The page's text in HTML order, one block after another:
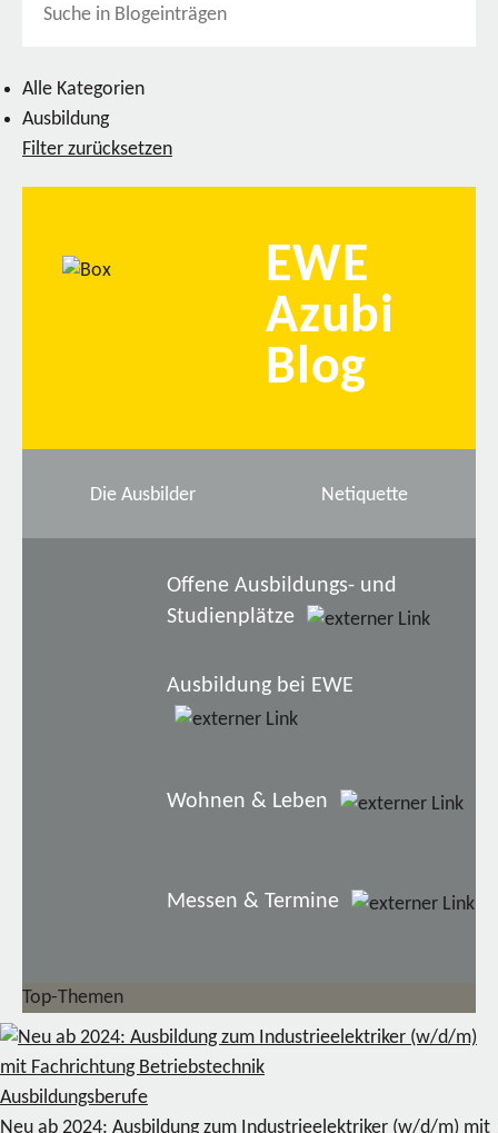
Alle Kategorien
Ausbildung
Filter zurücksetzen
EWE
Azubi
Blog
Die Ausbilder Netiquette
Offene Ausbildungs- und
Studienplätze
Ausbildung bei EWE
Wohnen & Leben
Messen & Termine
Top-Themen
Ausbildungsberufe
Neu ab 2024: Ausbildung zum Industrieelektriker (w/d/m) mit